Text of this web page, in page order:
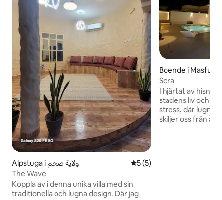
Alpstuga i ولاية صحم 5 av 5 i genomsnittligt
5 (5)
The Wave
Koppla av i denna unika villa med sin
traditionella och lugna design. Där jag
Boende i Masfut
Sora
I hjärtat av
stadens liv och
stress, där lugn
skiljer oss från